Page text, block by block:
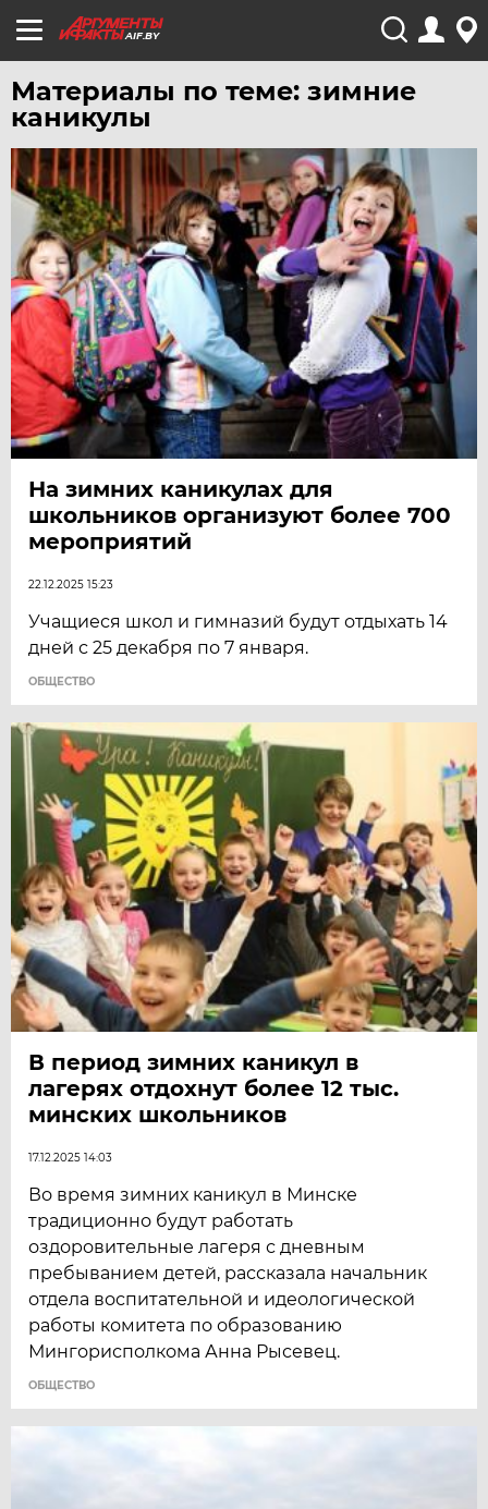
AIF.BY
Материалы по теме: зимние
каникулы
На зимних каникулах для
школьников организуют более 700
мероприятий
22.12.2025 15:23
Учащиеся школ и гимназий будут отдыхать 14
дней с 25 декабря по 7 января.
ОБЩЕСТВО
В период зимних каникул в
лагерях отдохнут более 12 тыс.
минских школьников
17.12.2025 14:03
Во время зимних каникул в Минске
традиционно будут работать
оздоровительные лагеря с дневным
пребыванием детей, рассказала начальник
отдела воспитательной и идеологической
работы комитета по образованию
Мингорисполкома Анна Рысевец.
ОБЩЕСТВО